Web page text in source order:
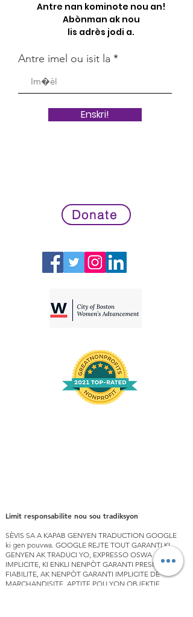
Antre nan kominote nou an!
Abònman ak nou
lis adrès jodi a.
Antre imel ou isit la
Enskri!
Donate
Limit responsabilite nou sou tradiksyon
SÈVIS SA A KAPAB GENYEN TRADUCTION GOOGLE
ki gen pouvwa. GOOGLE REJTE TOUT GARANTI KI
GENYEN AK TRADUCI YO, EXPRESSO OSWA
IMPLICITE, KI ENKLI NENPÒT GARANTI PRESIZYON,
FIABILITE, AK NENPÒT GARANTI IMPLICITE DE
MARCHANDISITE, APTITE POU YON OBJEKTIF